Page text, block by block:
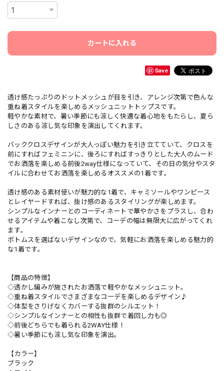
カートに入れる
Save
透け感たっぷりのドットメッシュが目を引き、アレンジ次第で色んな
重ね着スタイルを楽しめるメッシュニットトップスです。
軽やかな素材で、暑い季節にも涼しく快適な着心地をもたらし、夏ら
しさのある涼し気な印象を演出してくれます。
バッククロスデザインが大人っぽい魅力を引き立てていて、クロスを
前にすればフェミニンに、後ろにすればすっきりとした大人のムード
でお洒落を楽しめる前後2way仕様になっていて、その日の気分やスタ
イルに合わせてお洒落を楽しめるオススメの1着です。
透け感のある素材使いが魅力的な1着で、キャミソールやワンピース
とレイヤードすれば、抜け感のあるスタイリングが楽しめます。
シンプルなインナーとのコーディネートで華やかさをプラスし、合わ
せるアイテムや着こなし次第で、コーデの幅は無限大に広がってくれ
ます。
ボトムスを選ばないデザインなので、気軽にお洒落を楽しめる魅力的
な1着です。
【商品の特徴】
◇透かし編みが施されたお洒落で軽やかなメッシュニット。
◇重ね着スタイルでさまざまなコーデを楽しめるデザイン♪
◇体型をさりげなくカバーする抜群のシルエット！
◇シンプルなインナーとの相性も抜群で着回し力も◎
◇前後どちらでも着られる2WAY仕様！
◇暑い季節にも涼し気な印象を演出。
【カラー】
ブラック